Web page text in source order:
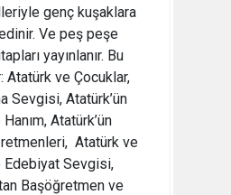
genç kuşaklara
Ve peş peşe
yayınlanır. Bu
Atatürk ve Çocuklar,
Sevgisi, Atatürk’ün
Atatürk’ün
Atatürk ve
Edebiyat Sevgisi,
Başöğretmen ve